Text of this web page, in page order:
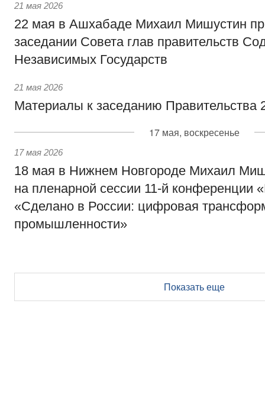
21 мая 2026
22 мая в Ашхабаде Михаил Мишустин
заседании Совета глав правительств
Независимых Государств
21 мая 2026
Материалы к заседанию Правительства
17 мая, воскресенье
17 мая 2026
18 мая в Нижнем Новгороде Михаил
на пленарной сессии 11-й конференции
«Сделано в России: цифровая
промышленности»
Показать еще